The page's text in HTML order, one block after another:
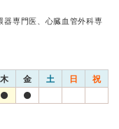
器専門医、心臓血管外科専
木 金 土 日 祝